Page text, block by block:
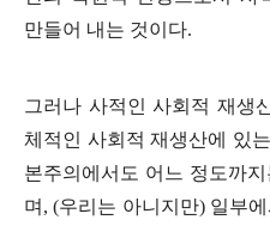
만들어 내는 것이다.
그러나 사적인 사회적 재생
체적인 사회적 재생산에 있
본주의에서도 어느 정도까
며 , (우리는 아니지만) 일부